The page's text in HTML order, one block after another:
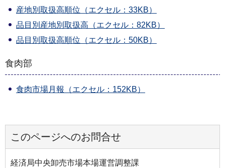
産地別取扱高順位（エクセル：33KB）
品目別産地別取扱高（エクセル：82KB）
品目別取扱高順位（エクセル：50KB）
食肉部
食肉市場月報（エクセル：152KB）
このページへのお問合せ
経済局中央卸売市場本場運営調整課